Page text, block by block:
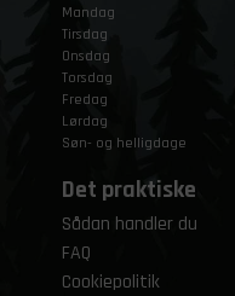
Mandag
Tirsdag
Onsdag
Torsdag
Fredag
Lørdag
Søn- og helligdage
Det praktiske
Sådan handler du
FAQ
Cookiepolitik